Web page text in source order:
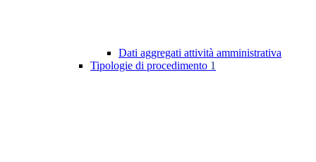
Dati aggregati attività amministrativa
Tipologie di procedimento 1